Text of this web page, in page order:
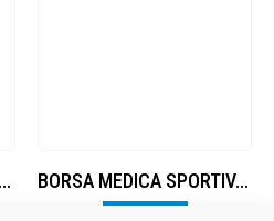
Pallone tchoukball Training T2 BORSA MEDICA SPORTIVA 2 pezzi